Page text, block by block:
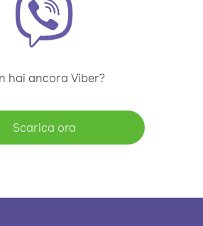
hai ancora Viber?
Scarica ora